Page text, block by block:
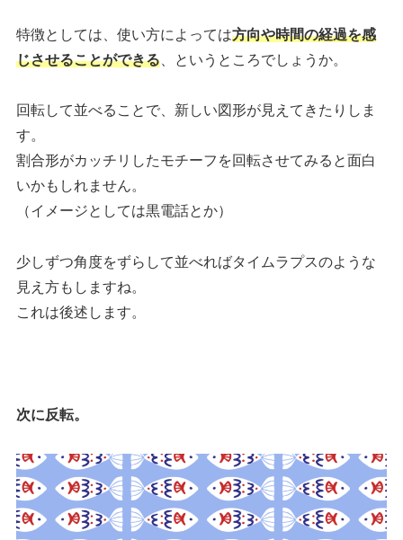
特徴としては、使い方によっては方向や時間の経過を感
じさせることができる 、というところでしょうか。
回転して並べることで、新しい図形が見えてきたりしま
す。
割合形がカッチリしたモチーフを回転させてみると面白
いかもしれません。
（イメージとしては黒電話とか）
少しずつ角度をずらして並べればタイムラプスのような
見え方もしますね。
これは後述します。
次に反転。